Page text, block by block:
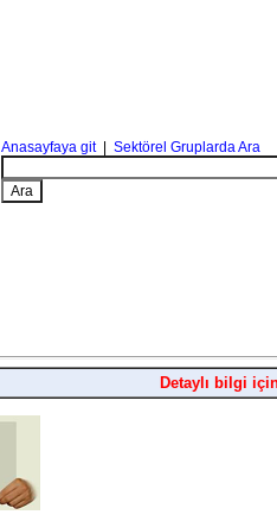
Anasayfaya git| Sektörel Gruplarda Ara
Detaylı bilgi